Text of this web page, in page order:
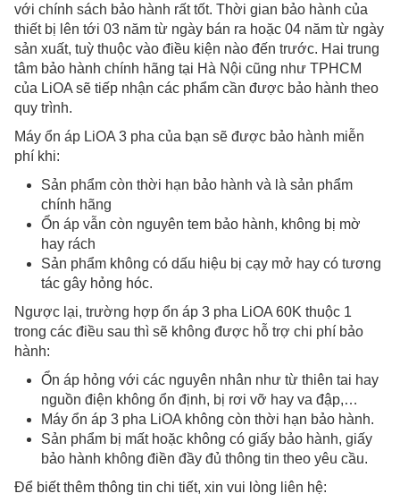
với chính sách bảo hành rất tốt. Thời gian bảo hành của
thiết bị lên tới 03 năm từ ngày bán ra hoặc 04 năm từ ngày
sản xuất, tuỳ thuộc vào điều kiện nào đến trước. Hai trung
tâm bảo hành chính hãng tại Hà Nội cũng như TPHCM
của LiOA sẽ tiếp nhận các phẩm cần được bảo hành theo
quy trình.
Máy ổn áp LiOA 3 pha của bạn sẽ được bảo hành miễn
phí khi:
Sản phẩm còn thời hạn bảo hành và là sản phẩm
chính hãng
Ổn áp vẫn còn nguyên tem bảo hành, không bị mờ
hay rách
Sản phẩm không có dấu hiệu bị cạy mở hay có tương
tác gây hỏng hóc.
Ngược lại, trường hợp ổn áp 3 pha LiOA 60K thuộc 1
trong các điều sau thì sẽ không được hỗ trợ chi phí bảo
hành:
Ổn áp hỏng với các nguyên nhân như từ thiên tai hay
nguồn điện không ổn định, bị rơi vỡ hay va đập,…
Máy ổn áp 3 pha LiOA không còn thời hạn bảo hành.
Sản phẩm bị mất hoặc không có giấy bảo hành, giấy
bảo hành không điền đầy đủ thông tin theo yêu cầu.
Để biết thêm thông tin chi tiết, xin vui lòng liên hệ: